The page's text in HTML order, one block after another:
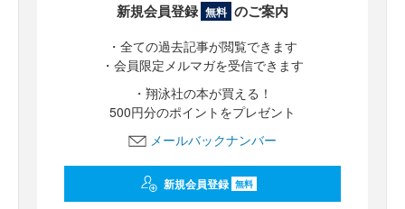
新規会員登録 無料 のご案内
・全ての過去記事が閲覧できます
・会員限定メルマガを受信できます
・翔泳社の本が買える！
500円分のポイントをプレゼント
メールバックナンバー
新規会員登録 無料